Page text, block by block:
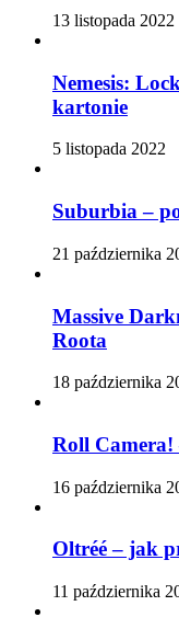
13 listopada 2022
Nemesis:
kartonie
5 listopada 2022
Suburbia –
21 października
Massive
Roota
18 października
Roll Camera!
16 października
Oltréé – jak
11 października